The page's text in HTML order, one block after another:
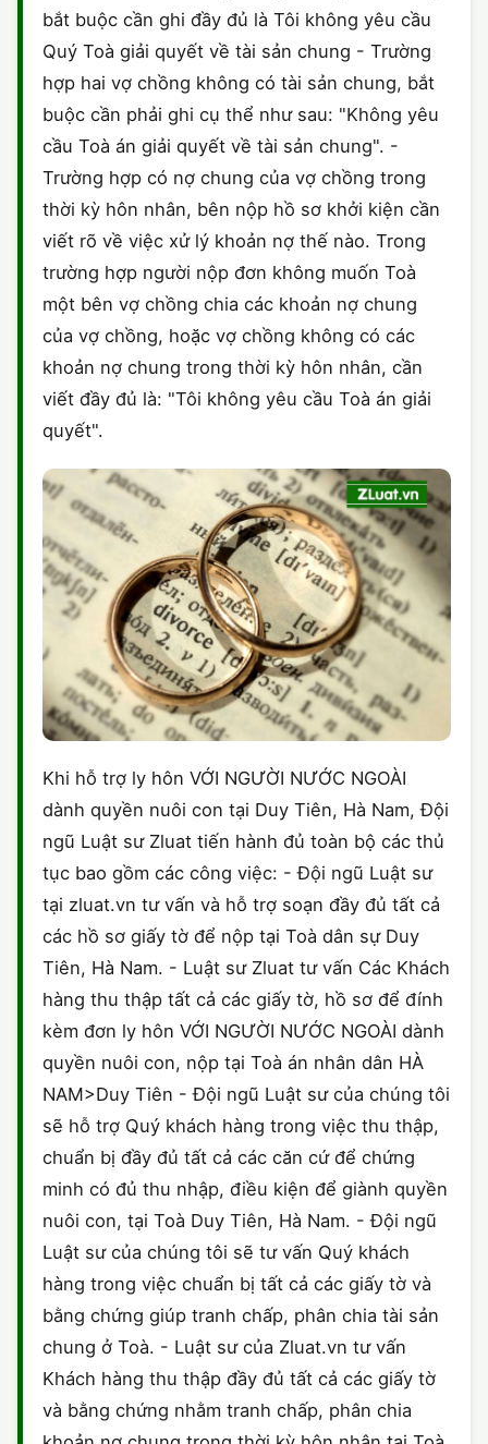
bắt buộc cần ghi đầy đủ là Tôi không yêu cầu
Quý Toà giải quyết về tài sản chung - Trường
hợp hai vợ chồng không có tài sản chung, bắt
buộc cần phải ghi cụ thể như sau: "Không yêu
cầu Toà án giải quyết về tài sản chung". -
Trường hợp có nợ chung của vợ chồng trong
thời kỳ hôn nhân, bên nộp hồ sơ khởi kiện cần
viết rõ về việc xử lý khoản nợ thế nào. Trong
trường hợp người nộp đơn không muốn Toà
một bên vợ chồng chia các khoản nợ chung
của vợ chồng, hoặc vợ chồng không có các
khoản nợ chung trong thời kỳ hôn nhân, cần
viết đầy đủ là: "Tôi không yêu cầu Toà án giải
quyết".
Khi hỗ trợ ly hôn VỚI NGƯỜI NƯỚC NGOÀI
dành quyền nuôi con tại Duy Tiên, Hà Nam, Đội
ngũ Luật sư Zluat tiến hành đủ toàn bộ các thủ
tục bao gồm các công việc: - Đội ngũ Luật sư
tại zluat.vn tư vấn và hỗ trợ soạn đầy đủ tất cả
các hồ sơ giấy tờ để nộp tại Toà dân sự Duy
Tiên, Hà Nam. - Luật sư Zluat tư vấn Các Khách
hàng thu thập tất cả các giấy tờ, hồ sơ để đính
kèm đơn ly hôn VỚI NGƯỜI NƯỚC NGOÀI dành
quyền nuôi con, nộp tại Toà án nhân dân HÀ
NAM>Duy Tiên - Đội ngũ Luật sư của chúng tôi
sẽ hỗ trợ Quý khách hàng trong việc thu thập,
chuẩn bị đầy đủ tất cả các căn cứ để chứng
minh có đủ thu nhập, điều kiện để giành quyền
nuôi con, tại Toà Duy Tiên, Hà Nam. - Đội ngũ
Luật sư của chúng tôi sẽ tư vấn Quý khách
hàng trong việc chuẩn bị tất cả các giấy tờ và
bằng chứng giúp tranh chấp, phân chia tài sản
chung ở Toà. - Luật sư của Zluat.vn tư vấn
Khách hàng thu thập đầy đủ tất cả các giấy tờ
và bằng chứng nhằm tranh chấp, phân chia